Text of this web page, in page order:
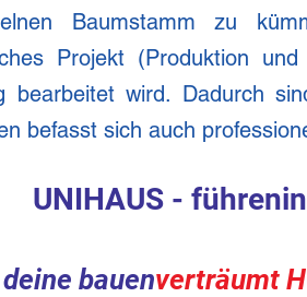
Baumstamm zu
Projekt (Produktion
bearbeitet wird. Dadurch
befasst sich auch
UNIHAUS - führen
bauenverträumt